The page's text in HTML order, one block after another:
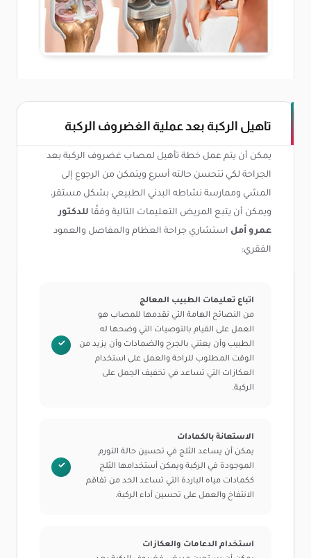
تاهيل الركبة بعد عملية الغضروف الركبة
يمكن أن يتم عمل خطة تأهيل لمصاب غضروف الركبة بعد
الجراحة لكي تتحسن حالته أسرع ويتمكن من الرجوع إلى
المشي وممارسة نشاطه البدني الطبيعي بشكل مستقر،
ويمكن أن يتبع المريض التعليمات التالية وفقًا للدكتور
عمرو أمل استشاري جراحة العظام والمفاصل والعمود
الفقري:
اتباع تعليمات الطبيب المعالج
من النصائح الهامة التي نقدمها للمصاب هو
العمل على القيام بالتوصيات التي وضحها له
الطبيب وأن يعتني بالجرح والضمادات وأن يزيد من
الوقت المطلوب للراحة والعمل على استخدام
العكازات التي تساعد في تخفيف الحِمل على
الركبة.
الاستعانة بالكمادات
يمكن أن يساعد الثلج في تحسين حالة التورم
الموجودة في الركبة ويمكن أستخدامها الثلج
ككمادات مياه الباردة التي تساعد الحد من تفاقم
الانتفاخ والعمل على تحسين أداء الركبة.
استخدام الدعامات والعكازات